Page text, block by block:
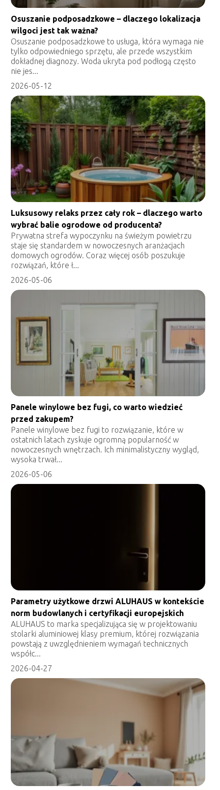
Osuszanie podposadzkowe – dlaczego lokalizacja
wilgoci jest tak ważna?
Osuszanie podposadzkowe to usługa, która wymaga nie
tylko odpowiedniego sprzętu, ale przede wszystkim
dokładnej diagnozy. Woda ukryta pod podłogą często
nie jes...
2026-05-12
Luksusowy relaks przez cały rok – dlaczego warto
wybrać balie ogrodowe od producenta?
Prywatna strefa wypoczynku na świeżym powietrzu
staje się standardem w nowoczesnych aranżacjach
domowych ogrodów. Coraz więcej osób poszukuje
rozwiązań, które ł...
2026-05-06
Panele winylowe bez fugi, co warto wiedzieć
przed zakupem?
Panele winylowe bez fugi to rozwiązanie, które w
ostatnich latach zyskuje ogromną popularność w
nowoczesnych wnętrzach. Ich minimalistyczny wygląd,
wysoka trwał...
2026-05-06
Parametry użytkowe drzwi ALUHAUS w kontekście
norm budowlanych i certyfikacji europejskich
ALUHAUS to marka specjalizująca się w projektowaniu
stolarki aluminiowej klasy premium, której rozwiązania
powstają z uwzględnieniem wymagań technicznych
współc...
2026-04-27